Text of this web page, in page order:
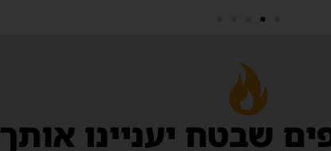
שבטח יעניינו אותך